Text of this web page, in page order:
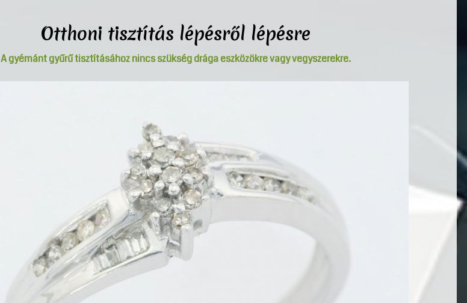
Otthoni tisztítás lépésről lépésre
A gyémánt gyűrű tisztításához nincs szükség drága eszközökre vagy vegyszerekre.